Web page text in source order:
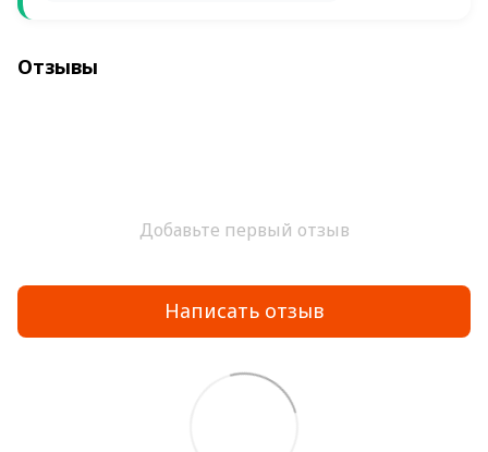
Отзывы
Добавьте первый отзыв
Написать отзыв